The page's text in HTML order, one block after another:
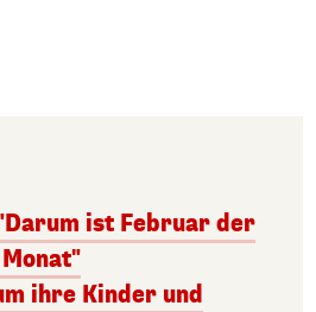
ist Februar der
ihre Kinder und